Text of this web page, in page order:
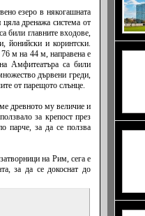
езеро в някогашната
дренажа система от
били главните входове,
йонийски и коринтски.
76 м на 44 м, направена е
Амфитеатъра са били
дървени греди,
от парещото слънце.
древното му величие и
за крепост през
парче, за да се ползва
на Рим, сега е
за да се докоснат до